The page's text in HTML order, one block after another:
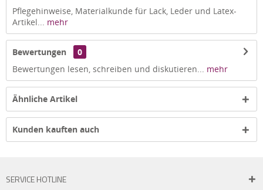
Pflegehinweise, Materialkunde für Lack, Leder und Latex-
Artikel... mehr
Bewertungen
0
Bewertungen lesen, schreiben und diskutieren... mehr
Ähnliche Artikel
Kunden kauften auch
SERVICE HOTLINE